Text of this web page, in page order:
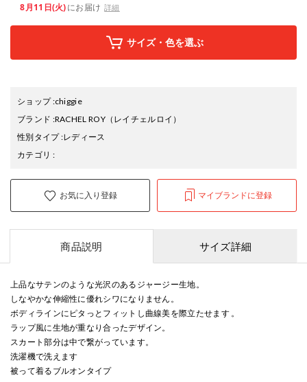
8月11日(火)にお届け 詳細
サイズ・色を選ぶ
ショップ:chiggie
ブランド :RACHEL ROY（レイチェルロイ）
性別タイプ:レディース
カテゴリ :
お気に入り登録 マイブランドに登録
商品説明 サイズ詳細
上品なサテンのような光沢のあるジャージー生地。
しなやかな伸縮性に優れシワになりません。
ボディラインにピタっとフィットし曲線美を際立たせます 。
ラップ風に生地が重なり合ったデザイン。
スカート部分は中で繋がっています。
洗濯機で洗えます
被って着るブルオンタイプ